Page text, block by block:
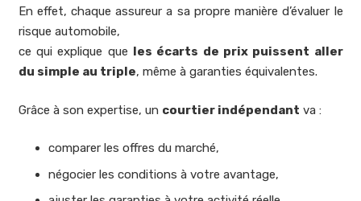
En effet, chaque assureur a sa propre manière d’évaluer le
risque automobile,
ce qui explique que les écarts de prix puissent aller
du simple au triple, même à garanties équivalentes.
Grâce à son expertise, un courtier indépendant va :
comparer les offres du marché,
négocier les conditions à votre avantage,